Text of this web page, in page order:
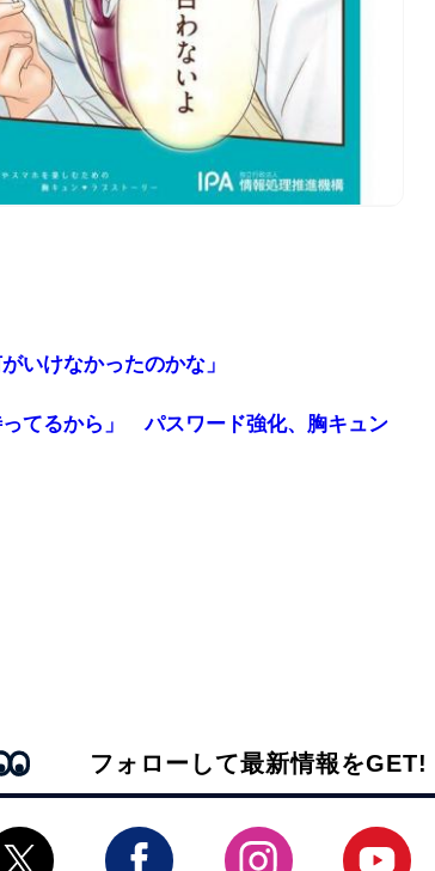
いけなかったのかな」
ってるから」 パスワード強化、胸キュン
フォローして最新情報をGET!